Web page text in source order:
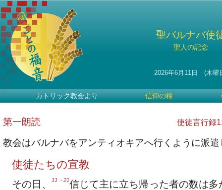
聖バルナバ使
聖人の記念
2026年6月11日 (木曜
カトリック教会より 信仰の糧
第一朗読 使徒言行録
教会はバルナバをアンティオキアへ行くように派遣
使徒たちの宣教
その日、11・21信じて主に立ち帰った者の数は多